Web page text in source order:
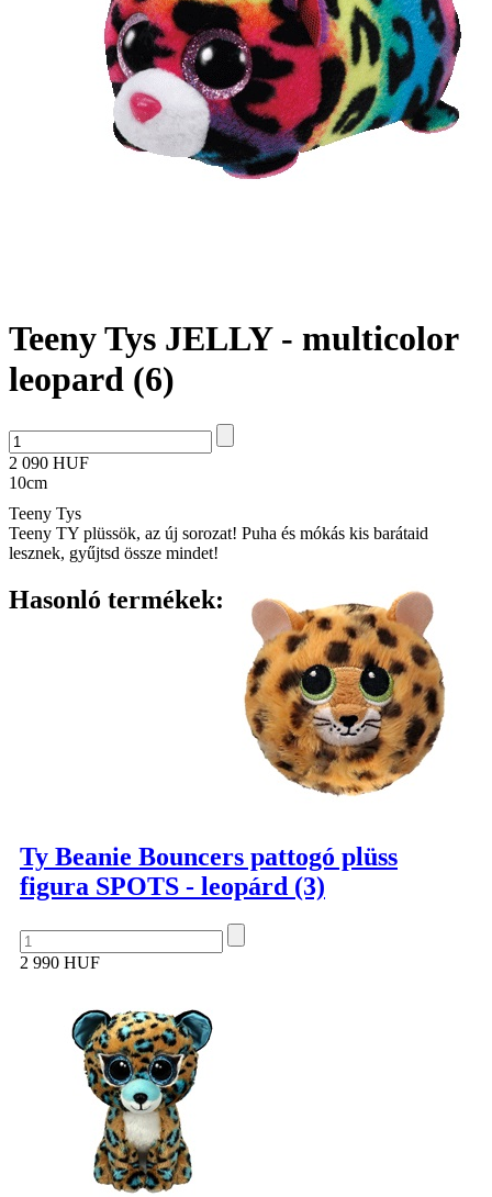
Teeny Tys JELLY - multicolor
leopard (6)
2 090 HUF
10cm
Teeny Tys
Teeny TY plüssök, az új sorozat! Puha és mókás kis barátaid
lesznek, gyűjtsd össze mindet!
Hasonló termékek:
Ty Beanie Bouncers pattogó plüss
figura SPOTS - leopárd (3)
2 990 HUF